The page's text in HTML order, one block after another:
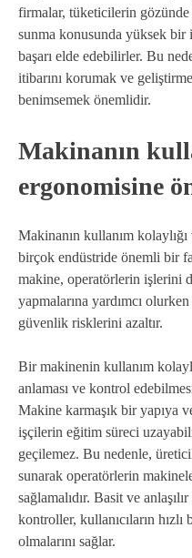
firmalar, tüketicilerin
sunma konusunda yüksek
başarı elde edebilirler. Bu
itibarını korumak ve
benimsemek önemlidir.
Makinanın
ergonomisine
Makinanın kullanım
birçok endüstride önemli bir
makine, operatörlerin işlerini
yapmalarına yardımcı
güvenlik risklerini azaltır.
Bir makinenin kullanım
anlaması ve kontrol
Makine karmaşık bir yapıya
işçilerin eğitim süreci
geçilemez. Bu nedenle,
sunarak operatörlerin
sağlamalıdır. Basit ve
kontroller, kullanıcıların
olmalarını sağlar.